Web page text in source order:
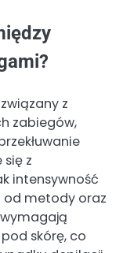
z
zabiegów,
się z
intensywność
od metody oraz
skórę, co